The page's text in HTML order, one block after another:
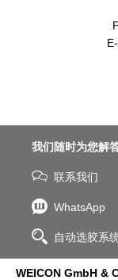
我们随时为您解
联系我们
WhatsApp
自动选胶系
WEICON GmbH &